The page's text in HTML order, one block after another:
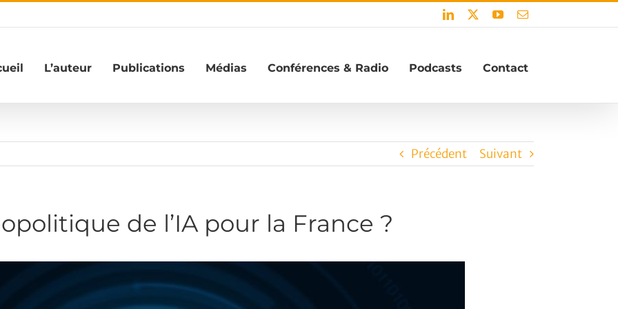
LinkedIn YouTubeEmail
L’auteur Publications Médias Conférences & Radio Podcasts Contact
Précédent Suivant
de l’IA pour la France ?